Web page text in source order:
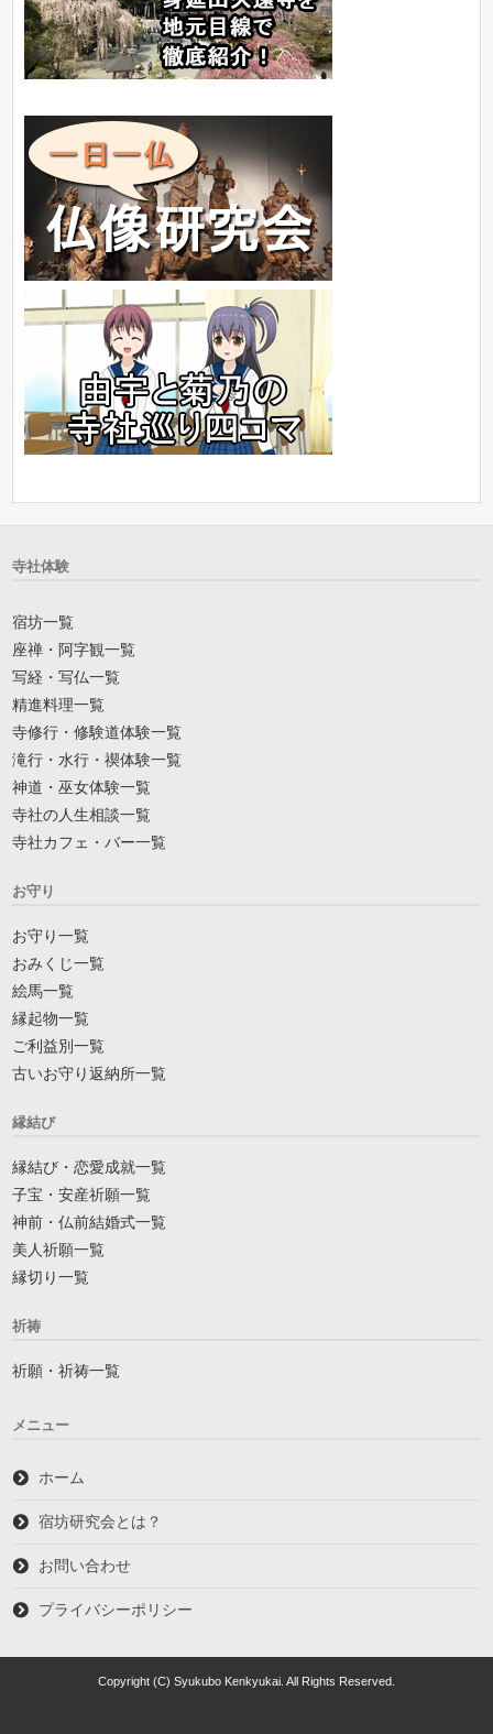
寺社体験
宿坊一覧
座禅・阿字観一覧
写経・写仏一覧
精進料理一覧
寺修行・修験道体験一覧
滝行・水行・禊体験一覧
神道・巫女体験一覧
寺社の人生相談一覧
寺社カフェ・バー一覧
お守り
お守り一覧
おみくじ一覧
絵馬一覧
縁起物一覧
ご利益別一覧
古いお守り返納所一覧
縁結び
縁結び・恋愛成就一覧
子宝・安産祈願一覧
神前・仏前結婚式一覧
美人祈願一覧
縁切り一覧
祈祷
祈願・祈祷一覧
メニュー
ホーム
宿坊研究会とは？
お問い合わせ
プライバシーポリシー
Copyright (C) Syukubo Kenkyukai. All Rights Reserved.